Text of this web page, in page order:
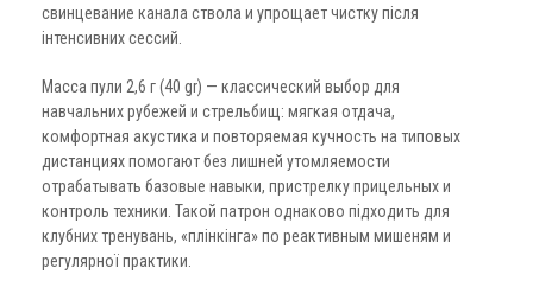
свинцевание канала ствола и упрощает чистку після
інтенсивних сессий.
Масса пули 2,6 г (40 gr) — классический выбор для
навчальних рубежей и стрельбищ: мягкая отдача,
комфортная акустика и повторяемая кучность на типовых
дистанциях помогают без лишней утомляемости
отрабатывать базовые навыки, пристрелку прицельных и
контроль техники. Такой патрон однаково підходить для
клубних тренувань, «плінкінга» по реактивным мишеням и
регулярної практики.